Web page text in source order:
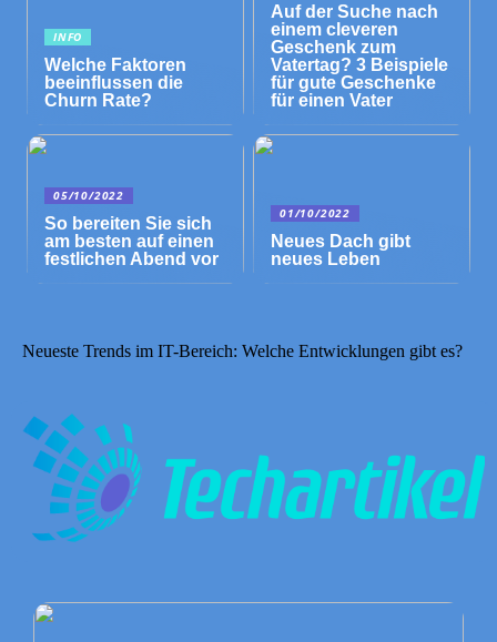
INFO
Welche Faktoren
beeinflussen die
Churn Rate?
Auf der Suche nach
einem cleveren
Geschenk zum
Vatertag? 3 Beispiele
für gute Geschenke
für einen Vater
05/10/2022
So bereiten Sie sich
am besten auf einen
festlichen Abend vor
01/10/2022
Neues Dach gibt
neues Leben
Neueste Trends im IT-Bereich: Welche Entwicklungen gibt es?